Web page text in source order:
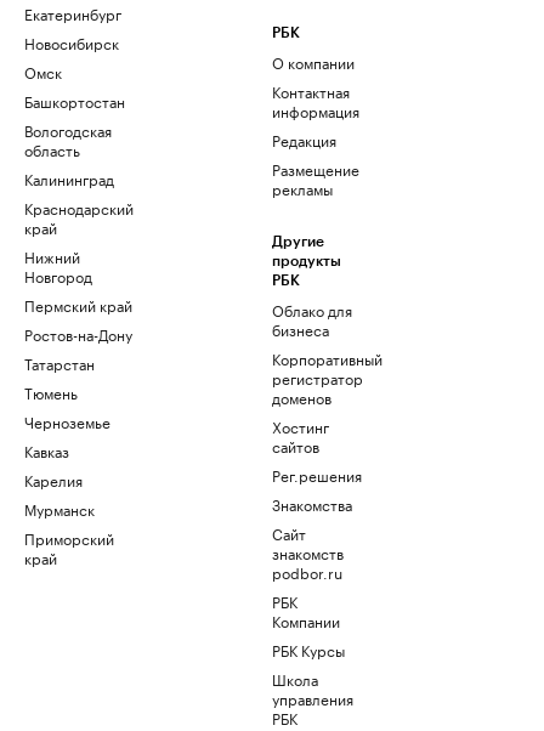
Екатеринбург
Новосибирск
Омск
Башкортостан
Вологодская
область
Калининград
Краснодарский
край
Нижний
Новгород
Пермский край
Ростов-на-Дону
Татарстан
Тюмень
Черноземье
Кавказ
Карелия
Мурманск
Приморский
край
РБК
О компании
Контактная
информация
Редакция
Размещение
рекламы
Другие
продукты
РБК
Облако для
бизнеса
Корпоративный
регистратор
доменов
Хостинг
сайтов
Рег.решения
Знакомства
Сайт
знакомств
podbor.ru
РБК
Компании
РБК Курсы
Школа
управления
РБК